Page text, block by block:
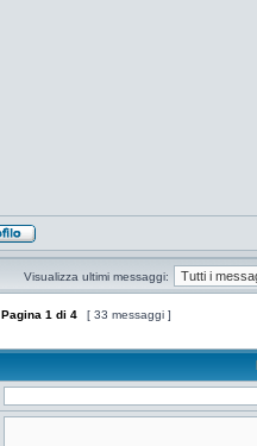
Visualizza ultimi messaggi:
Pagina 1 di 4 [ 33 messaggi ]